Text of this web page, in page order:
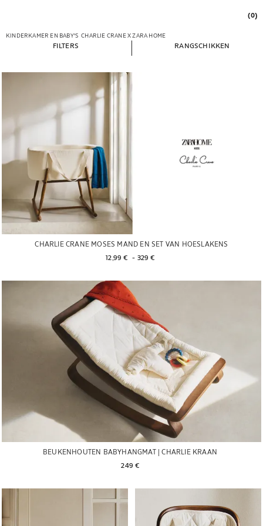
(0)
KINDERKAMER EN BABY'S CHARLIE CRANE X ZARA HOME
FILTERS RANGSCHIKKEN
CHARLIE CRANE MOSES MAND EN SET VAN HOESLAKENS
12,99 € - 329 €
BEUKENHOUTEN BABYHANGMAT | CHARLIE KRAAN
249 €
Afbeelding gewijzigd naar 1 van 5 Afbeelding gewijzigd naar 1 van 5